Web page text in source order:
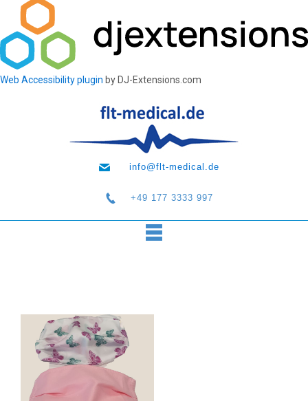
Web Accessibility plugin by DJ-Extensions.com
info@flt-medical.de
+49 177 3333 997